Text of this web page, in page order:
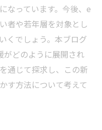
なっています。今後、e
者や若年層を対象とし
くでしょう。本ブログ
がどのように展開され
通じて探求し、この新
す方法について考えて